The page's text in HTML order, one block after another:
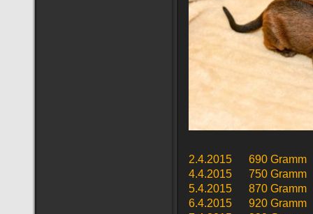
2.4.2015 690 Gramm
4.4.2015 750 Gramm
5.4.2015 870 Gramm
6.4.2015 920 Gramm